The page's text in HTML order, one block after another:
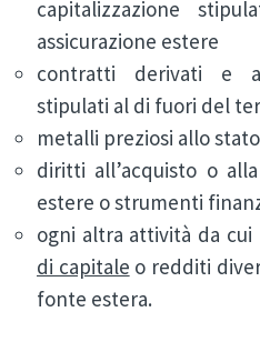
capitalizzazione
assicurazione estere
contratti derivati e
stipulati al di fuori del
metalli preziosi allo
diritti all’acquisto o
estere o strumenti
ogni altra attività da cui
di capitale o redditi
fonte estera.